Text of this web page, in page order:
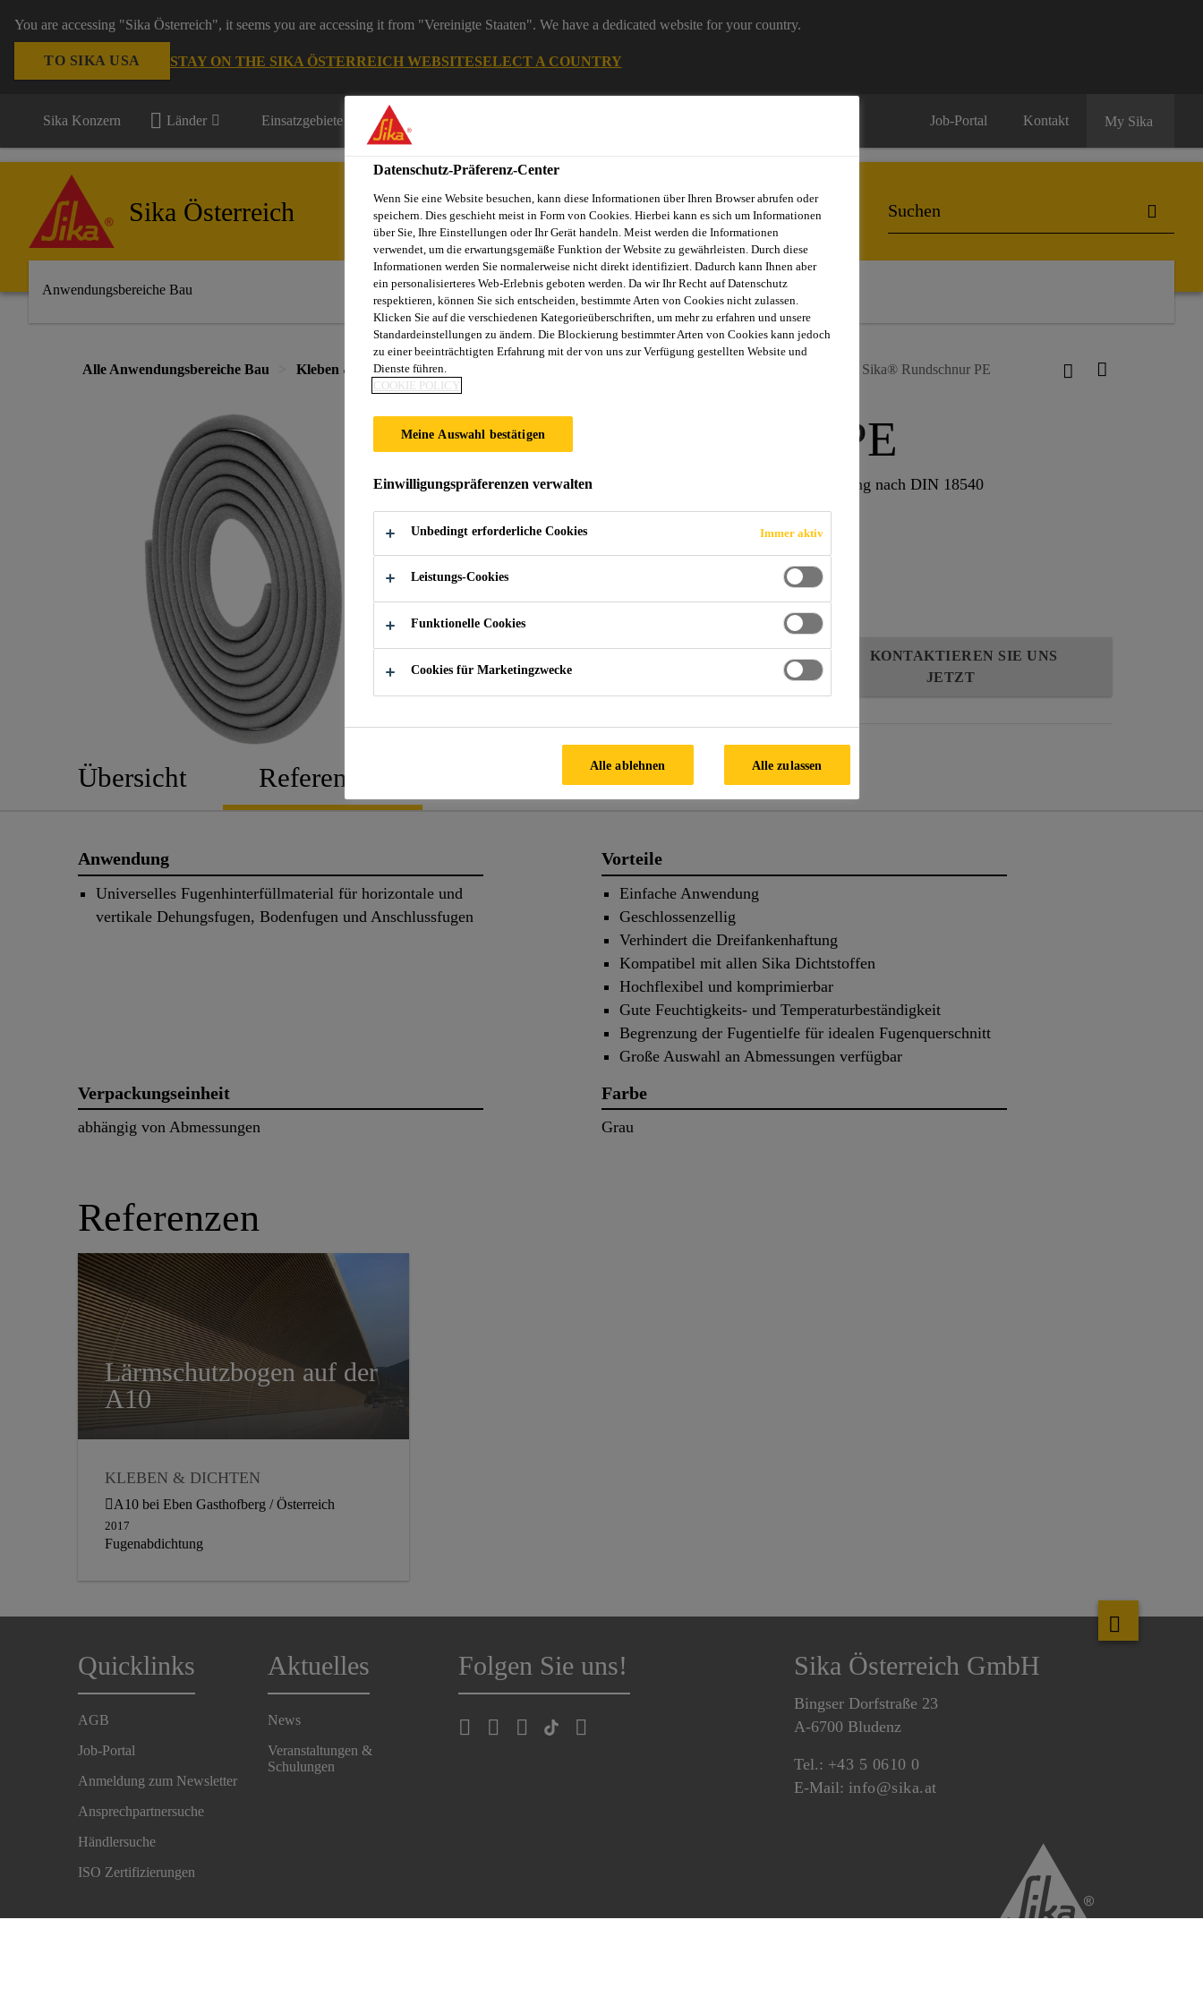
You are accessing "Sika Österreich", it seems you are accessing it from "Vereinigte Staaten". We have a dedicated website for your country.
TO SIKA USA STAY ON THE SIKA ÖSTERREICH WEBSITESELECT A COUNTRY
Sika Konzern Länder Einsatzgebiete Job-Portal Kontakt My Sika
Sika Österreich
Anwendungsbereiche Bau
Alle Anwendungsbereiche Bau Kleben & dichten » Verbindungstechnik am Bau | Sika Österreich Sika® Rundschnur PE
Sika® Rundschnur PE
Geschlossenzelliger Polyethylen-Schaum zur Fugenhinterfüllung nach DIN 18540
Einfache Anwendung
Geschlossenzellig
Verhindert die Dreifankenhaftung
KONTAKTIEREN SIE UNS
JETZT
Übersicht Referenzen
Anwendung
Universelles Fugenhinterfüllmaterial für horizontale und
vertikale Dehungsfugen, Bodenfugen und Anschlussfugen
Vorteile
Einfache Anwendung
Geschlossenzellig
Verhindert die Dreifankenhaftung
Kompatibel mit allen Sika Dichtstoffen
Hochflexibel und komprimierbar
Gute Feuchtigkeits- und Temperaturbeständigkeit
Begrenzung der Fugentielfe für idealen Fugenquerschnitt
Große Auswahl an Abmessungen verfügbar
Verpackungseinheit
abhängig von Abmessungen
Farbe
Grau
Referenzen
Lärmschutzbogen auf der
A10
KLEBEN & DICHTEN
A10 bei Eben Gasthofberg / Österreich
2017
Fugenabdichtung
Quicklinks
AGB
Job-Portal
Anmeldung zum Newsletter
Ansprechpartnersuche
Händlersuche
ISO Zertifizierungen
Aktuelles
News
Veranstaltungen &
Schulungen
Folgen Sie uns! Sika Österreich GmbH
Bingser Dorfstraße 23
A-6700 Bludenz
Tel.: +43 5 0610 0
E-Mail: info@sika.at
Datenschutz-Präferenz-Center
Wenn Sie eine Website besuchen, kann diese Informationen über Ihren Browser abrufen oder
speichern. Dies geschieht meist in Form von Cookies. Hierbei kann es sich um Informationen
über Sie, Ihre Einstellungen oder Ihr Gerät handeln. Meist werden die Informationen
verwendet, um die erwartungsgemäße Funktion der Website zu gewährleisten. Durch diese
Informationen werden Sie normalerweise nicht direkt identifiziert. Dadurch kann Ihnen aber
ein personalisierteres Web-Erlebnis geboten werden. Da wir Ihr Recht auf Datenschutz
respektieren, können Sie sich entscheiden, bestimmte Arten von Cookies nicht zulassen.
Klicken Sie auf die verschiedenen Kategorieüberschriften, um mehr zu erfahren und unsere
Standardeinstellungen zu ändern. Die Blockierung bestimmter Arten von Cookies kann jedoch
zu einer beeinträchtigten Erfahrung mit der von uns zur Verfügung gestellten Website und
Dienste führen.
COOKIE POLICY
Meine Auswahl bestätigen
Einwilligungspräferenzen verwalten
Unbedingt erforderliche Cookies Immer aktiv
Leistungs-Cookies
Funktionelle Cookies
Cookies für Marketingzwecke
Alle ablehnen Alle zulassen